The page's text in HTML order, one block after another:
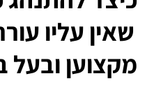
שאין עליו
מקצוען ובעל